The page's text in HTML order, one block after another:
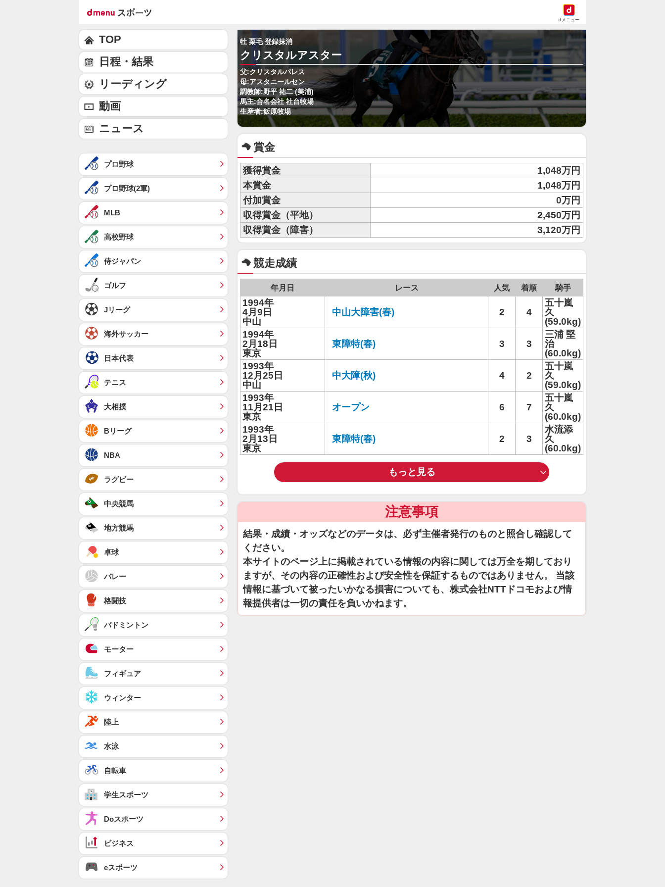
dメニュー
牡 栗毛 登録抹消
クリスタルアスター
父:クリスタルパレス
母:アスタニールセン
調教師:野平 祐二 (美浦)
馬主:合名会社 社台牧場
生産者:飯原牧場
賞金
獲得賞金
1,048万円
本賞金
1,048万円
付加賞金
0万円
収得賞金（平地）
2,450万円
収得賞金（障害）
3,120万円
競走成績
年月日 レース 人気 着順 騎手
1994年
4月9日
中山
中山大障害(春) 2 4
五十嵐
久
(59.0kg)
1994年
2月18日
東京
東障特(春) 3 3
三浦 堅
治
(60.0kg)
1993年
12月25日
中山
中大障(秋) 4 2
五十嵐
久
(59.0kg)
1993年
11月21日
東京
オープン 6 7
五十嵐
久
(60.0kg)
1993年
2月13日
東京
東障特(春) 2 3
水流添
久
(60.0kg)
もっと見る
注意事項
結果・成績・オッズなどのデータは、必ず主催者発行のものと照合し確認して
ください。
本サイトのページ上に掲載されている情報の内容に関しては万全を期しており
ますが、その内容の正確性および安全性を保証するものではありません。 当該
情報に基づいて被ったいかなる損害についても、株式会社NTTドコモおよび情
報提供者は一切の責任を負いかねます。
TOP
日程・結果
リーディング
動画
ニュース
プロ野球
プロ野球(2軍)
MLB
高校野球
侍ジャパン
ゴルフ
Jリーグ
海外サッカー
日本代表
テニス
大相撲
Bリーグ
NBA
ラグビー
中央競馬
地方競馬
卓球
バレー
格闘技
バドミントン
モーター
フィギュア
ウィンター
陸上
水泳
自転車
学生スポーツ
Doスポーツ
ビジネス
eスポーツ